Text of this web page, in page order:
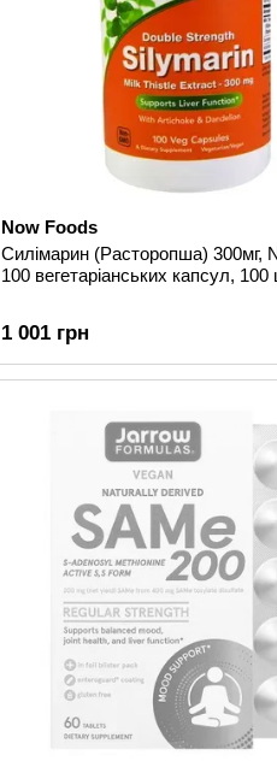
Now Foods
Силімарин (Расторопша) 300мг,
100 вегетаріанських капсул, 100
1 001 грн